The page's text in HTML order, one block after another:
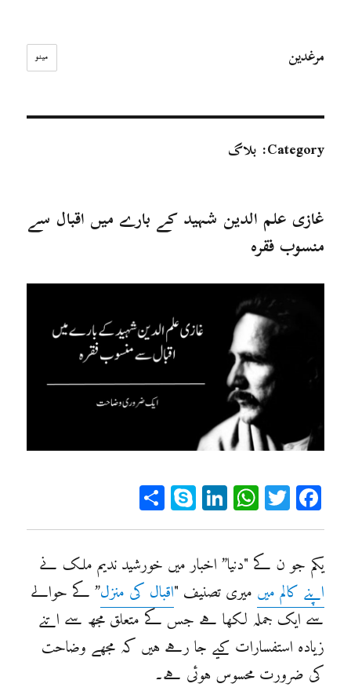
مرغدین مینو
Category: بلاگ
غازی علم الدین شہید کے بارے میں اقبال سے
منسوب فقرہ
Fa
ce
bo
ok
T
wi
tt
er
W
ha
ts
A
pp
Li
n
ke
dI
n
Sk
yp
ar
e
یکم جو ن کے "دنیا” اخبار میں خورشید ندیم ملک نے
اپنے کالم میں میری تصنیف "اقبال کی منزل” کے حوالے
سے ایک جملہ لکھا ہے جس کے متعلق مجھ سے اتنے
زیادہ استفسارات کیے جا رہے ہیں کہ مجھے وضاحت
کی ضرورت محسوس ہوئی ہے۔